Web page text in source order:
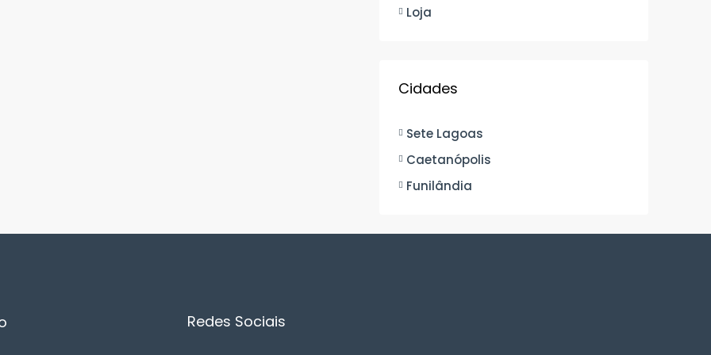
Loja
Cidades
Sete Lagoas
Caetanópolis
Funilândia
Redes Sociais